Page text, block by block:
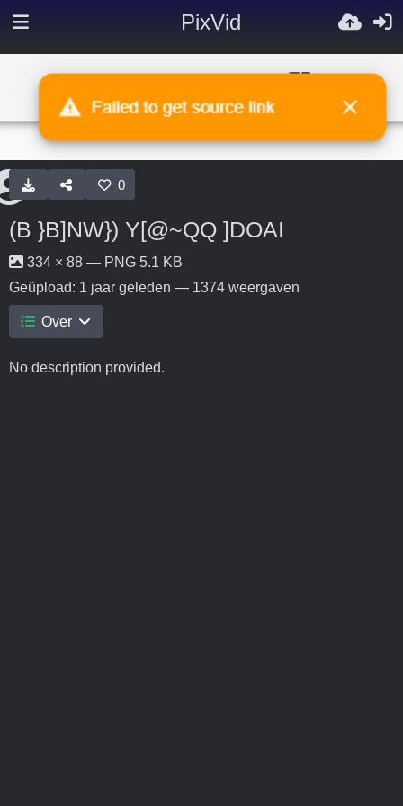
PixVid
0
(B }B]NW}) Y[@~QQ ]DOAI
334 × 88 — PNG 5.1 KB
Geüpload: 1 jaar geleden — 1374 weergaven
Over
No description provided.